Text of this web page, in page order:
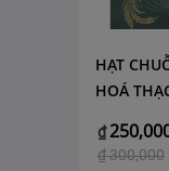
HẠT
HOÁ
₫
₫300,000